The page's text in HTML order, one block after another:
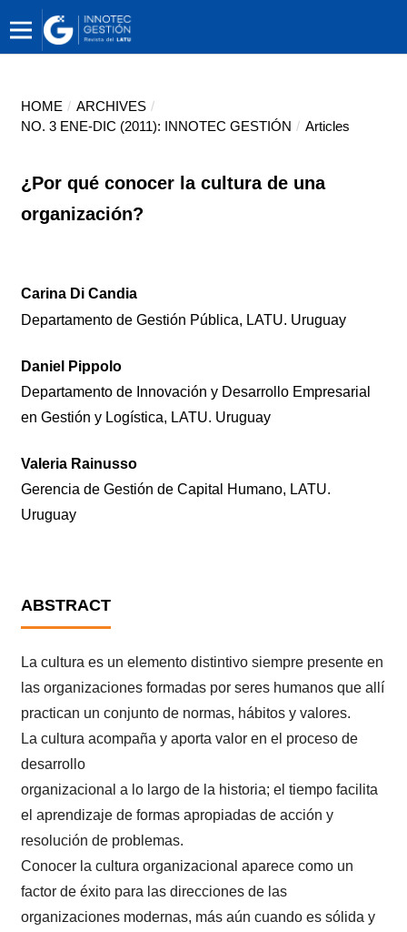
HOME / ARCHIVES /
NO. 3 ENE-DIC (2011): INNOTEC GESTIÓN / Articles
¿Por qué conocer la cultura de una
organización?
Carina Di Candia
Departamento de Gestión Pública, LATU. Uruguay
Daniel Pippolo
Departamento de Innovación y Desarrollo Empresarial
en Gestión y Logística, LATU. Uruguay
Valeria Rainusso
Gerencia de Gestión de Capital Humano, LATU.
Uruguay
ABSTRACT
La cultura es un elemento distintivo siempre presente en
las organizaciones formadas por seres humanos que allí
practican un conjunto de normas, hábitos y valores.
La cultura acompaña y aporta valor en el proceso de
desarrollo
organizacional a lo largo de la historia; el tiempo facilita
el aprendizaje de formas apropiadas de acción y
resolución de problemas.
Conocer la cultura organizacional aparece como un
factor de éxito para las direcciones de las
organizaciones modernas, más aún cuando es sólida y